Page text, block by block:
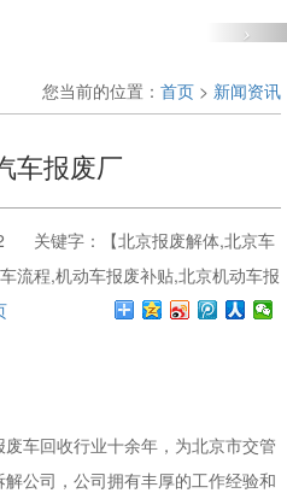
您当前的位置： 首页 > 新闻资讯
车报废厂
关键字：【北京报废解体,北京车
流程,机动车报废补贴,北京机动车报
车回收行业十余年，为北京市交管
公司，公司拥有丰厚的工作经验和